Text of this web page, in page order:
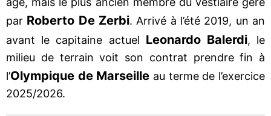
par Roberto De Zerbi. Arrivé à l’été 2019, un an
avant le capitaine actuel Leonardo Balerdi, le
milieu de terrain voit son contrat prendre fin à
l’Olympique de Marseille au terme de l’exercice
2025/2026.